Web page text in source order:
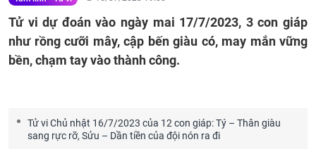
Tử vi dự đoán vào ngày mai 17/7/2023, 3 con giáp
như rồng cưỡi mây, cập bến giàu có, may mắn vững
bền, chạm tay vào thành công.
Tử vi Chủ nhật 16/7/2023 của 12 con giáp: Tý – Thân giàu
sang rực rỡ, Sửu – Dần tiền của đội nón ra đi